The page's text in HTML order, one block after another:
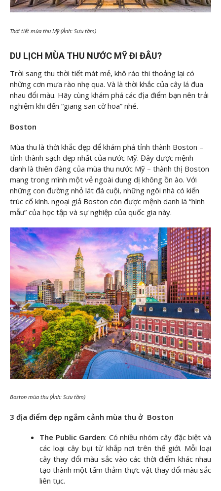
Thời tiết mùa thu Mỹ (Ảnh: Sưu tầm)
DU LỊCH MÙA THU NƯỚC MỸ ĐI ĐÂU?
Trời sang thu thời tiết mát mẻ, khô ráo thi thoảng lại có
những cơn mưa rào nhẹ qua. Và là thời khắc của cây lá đua
nhau đổi màu. Hãy cùng khám phá các địa điểm bạn nên trải
nghiệm khi đến “giang san cờ hoa” nhé.
Boston
Mùa thu là thời khắc đẹp để khám phá tỉnh thành Boston –
tỉnh thành sạch đẹp nhất của nước Mỹ. Đây được mệnh
danh là thiên đàng của mùa thu nước Mỹ – thành thị Boston
mang trong mình một vẻ ngoài dung dị không ồn ào. Với
những con đường nhỏ lát đá cuội, những ngôi nhà có kiến
trúc cổ kính. ngoại giả Boston còn được mệnh danh là “hình
mẫu” của học tập và sự nghiệp của quốc gia này.
Boston mùa thu (Ảnh: Sưu tầm)
3 địa điểm đẹp ngắm cảnh mùa thu ở Boston
The Public Garden: Có nhiều nhóm cây đặc biệt và
các loại cây bụi từ khắp nơi trên thế giới. Mỗi loại
cây thay đổi màu sắc vào các thời điểm khác nhau
tạo thành một tấm thảm thực vật thay đổi màu sắc
liên tục.